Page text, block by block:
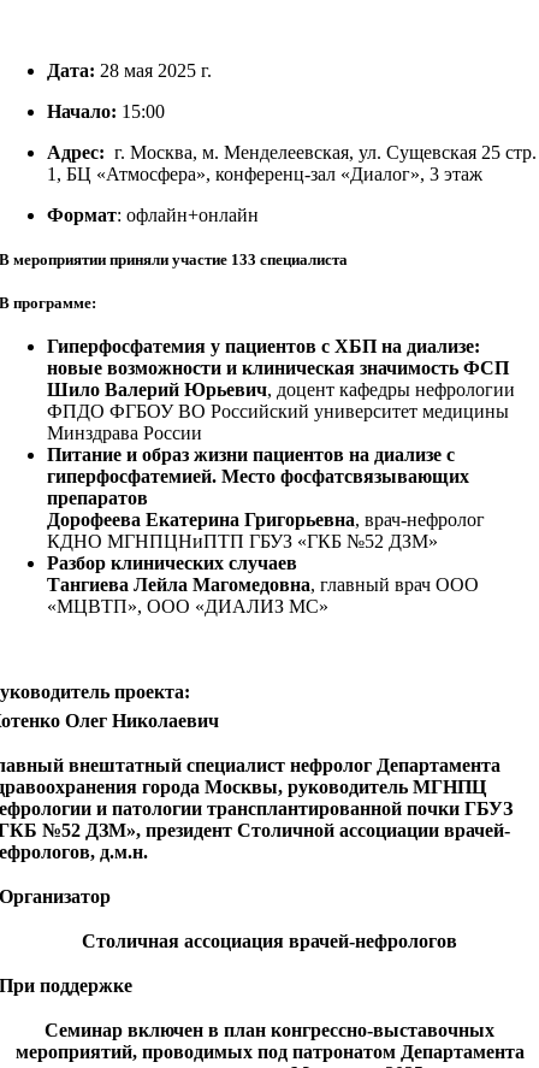
Дата: 28 мая 2025 г.
Начало: 15:00
Адрес:г. Москва, м. Менделеевская, ул. Сущевская 25 стр.
1, БЦ «Атмосфера», конференц-зал «Диалог», 3 этаж
Формат: офлайн+онлайн
В мероприятии приняли участие 133 специалиста
В программе:
Гиперфосфатемия у пациентов с ХБП на диализе:
новые возможности и клиническая значимость ФСП
Шило Валерий Юрьевич, доцент кафедры нефрологии
ФПДО ФГБОУ ВО Российский университет медицины
Минздрава России
Питание и образ жизни пациентов на диализе с
гиперфосфатемией. Место фосфатсвязывающих
препаратов
Дорофеева Екатерина Григорьевна, врач-нефролог
КДНО МГНПЦНиПТП ГБУЗ «ГКБ №52 ДЗМ»
Разбор клинических случаев
Тангиева Лейла Магомедовна, главный врач ООО
«МЦВТП», ООО «ДИАЛИЗ МС»
проекта:
Олег Николаевич
внештатный специалист нефролог Департамента
города Москвы, руководитель МГНПЦ
и патологии трансплантированной почки ГБУЗ
№52 ДЗМ», президент Столичной ассоциации врачей-
д.м.н.
Организатор
Столичная ассоциация врачей-нефрологов
При поддержке
Семинар включен в план конгрессно-выставочных
мероприятий, проводимых под патронатом Департамента